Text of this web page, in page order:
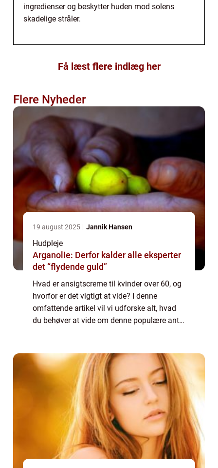
ingredienser og beskytter huden mod solens
skadelige stråler.
Få læst flere indlæg her
Flere Nyheder
19 august 2025 Jannik Hansen
Hudpleje
Arganolie: Derfor kalder alle eksperter
det “flydende guld”
Hvad er ansigtscreme til kvinder over 60, og
hvorfor er det vigtigt at vide? I denne
omfattende artikel vil vi udforske alt, hvad
du behøver at vide om denne populære anti-